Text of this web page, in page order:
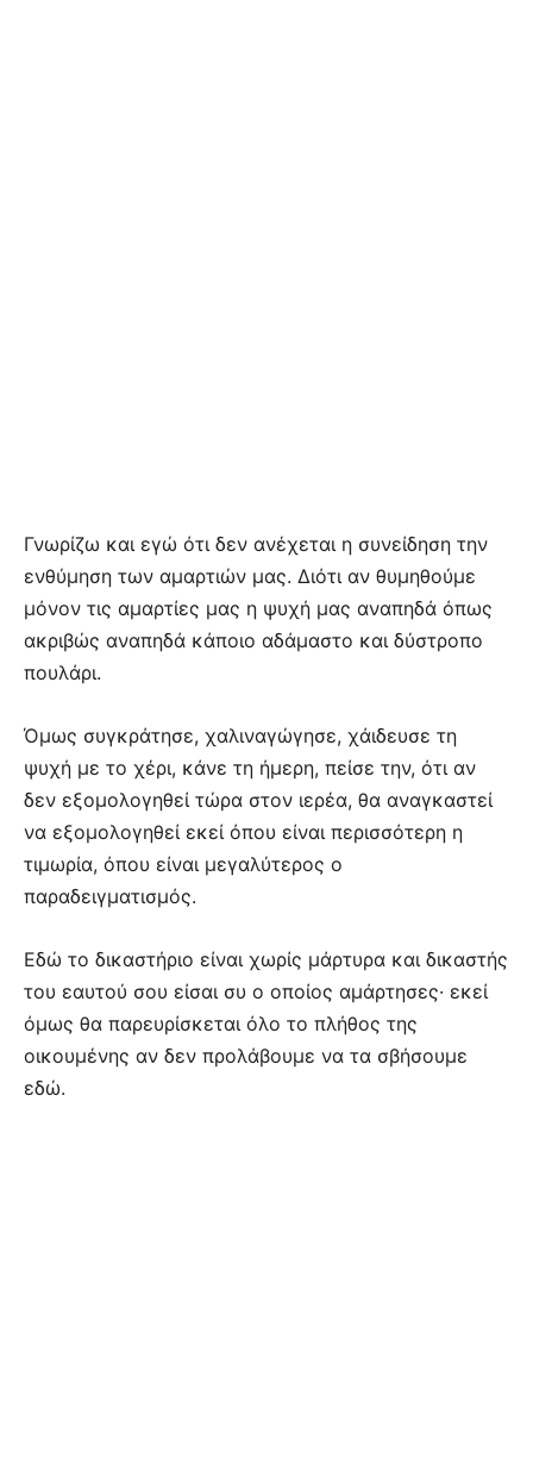
Γνωρίζω και εγώ ότι δεν ανέχεται η συνείδηση την
ενθύμηση των αμαρτιών μας. Διότι αν θυμηθούμε
μόνον τις αμαρτίες μας η ψυχή μας αναπηδά όπως
ακριβώς αναπηδά κάποιο αδάμαστο και δύστροπο
πουλάρι.
Όμως συγκράτησε, χαλιναγώγησε, χάιδευσε τη
ψυχή με το χέρι, κάνε τη ήμερη, πείσε την, ότι αν
δεν εξομολογηθεί τώρα στον ιερέα, θα αναγκαστεί
να εξομολογηθεί εκεί όπου είναι περισσότερη η
τιμωρία, όπου είναι μεγαλύτερος ο
παραδειγματισμός.
Εδώ το δικαστήριο είναι χωρίς μάρτυρα και δικαστής
του εαυτού σου είσαι συ ο οποίος αμάρτησες· εκεί
όμως θα παρευρίσκεται όλο το πλήθος της
οικουμένης αν δεν προλάβουμε να τα σβήσουμε
εδώ.